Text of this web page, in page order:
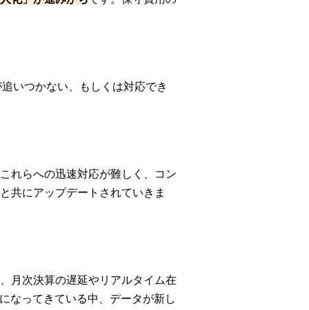
いつかない、もしくは対応でき
れらへの迅速対応が難しく、コン
共にアップデートされていきま
月次決算の遅延やリアルタイム在
なってきている中、データが新し